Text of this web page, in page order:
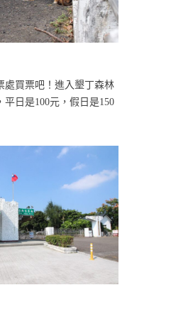
處買票吧！進入墾丁森林
日是100元，假日是150